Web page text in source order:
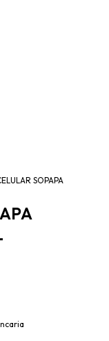
SOPAPA